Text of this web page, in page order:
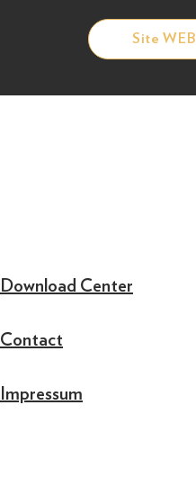
Site WEB
Download Center
Contact
Impressum